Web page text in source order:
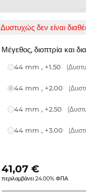
Δυστυχώς δεν είναι
Μέγεθος, διοπτρία και
44 mm , +1.50
44 mm , +2.00
44 mm , +2.50
44 mm , +3.00
41,07 €
περιλαμβάνει 24.00% ΦΠΑ